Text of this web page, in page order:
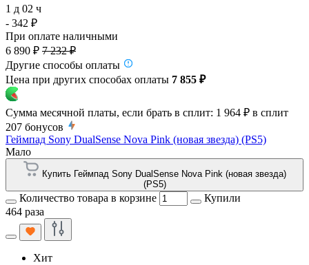
1 д 02 ч
- 342 ₽
При оплате наличными
6 890 ₽ 7 232 ₽
Другие способы оплаты
Цена при других способах оплаты 7 855 ₽
Сумма месячной платы, если брать в сплит: 1 964 ₽ в сплит
207 бонусов
Геймпад Sony DualSense Nova Pink (новая звезда) (PS5)
Мало
Купить Геймпад Sony DualSense Nova Pink (новая звезда)
(PS5)
Количество товара в корзине
Купили
464 раза
Хит